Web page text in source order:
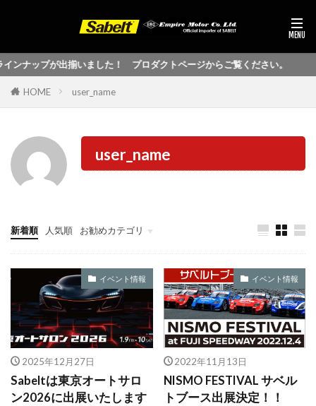
プが出揃いました！ プロダクトページからご覧ください。
HOME user_name
user_name
新着順 人気順 お勧めカテゴリ
未分類
イベント情報
2025年12月27日
Sabeltは東京オートサロ
ン2026に出展いたします
イベント情報
2022年11月13日
NISMO FESTIVAL サベル
トブース出展決定！！